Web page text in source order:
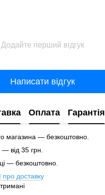
Додайте перший відгук
Написати відгук
Оплата Гарантія
магазина — безкоштовно.
від 35 грн.
— безкоштовно.
про доставку